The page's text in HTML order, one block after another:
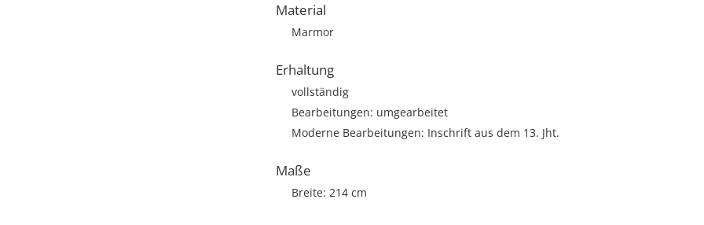
Material
Marmor
Erhaltung
vollständig
Bearbeitungen: umgearbeitet
Moderne Bearbeitungen: Inschrift aus dem 13. Jht.
Maße
Breite: 214 cm